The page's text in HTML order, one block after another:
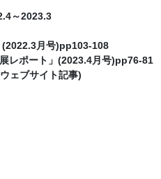
～2023.3
月号)pp103-108
レポート」(2023.4月号)pp76-81
ェブサイト記事)